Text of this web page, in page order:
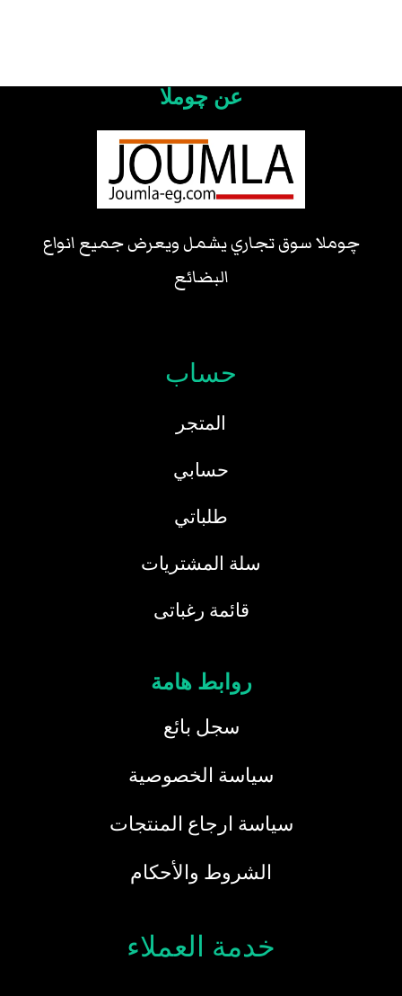
عن چوملا
چوملا سوق تجاري يشمل ويعرض جميع انواع
البضائع
حساب
المتجر
حسابي
طلباتي
سلة المشتريات
قائمة رغباتى
روابط هامة
سجل بائع
سياسة الخصوصية
سياسة ارجاع المنتجات
الشروط والأحكام
خدمة العملاء